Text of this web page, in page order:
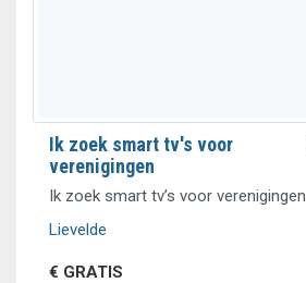
Ik zoek smart tv's voor
verenigingen
Ik zoek smart tv’s voor verenigingen
Lievelde
€ GRATIS